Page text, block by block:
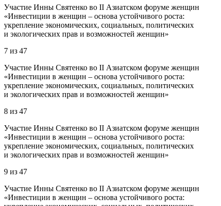
Участие Инны Святенко во II Азиатском форуме женщин
«Инвестиции в женщин – основа устойчивого роста:
укрепление экономических, социальных, политических
и экологических прав и возможностей женщин»
7 из 47
Участие Инны Святенко во II Азиатском форуме женщин
«Инвестиции в женщин – основа устойчивого роста:
укрепление экономических, социальных, политических
и экологических прав и возможностей женщин»
8 из 47
Участие Инны Святенко во II Азиатском форуме женщин
«Инвестиции в женщин – основа устойчивого роста:
укрепление экономических, социальных, политических
и экологических прав и возможностей женщин»
9 из 47
Участие Инны Святенко во II Азиатском форуме женщин
«Инвестиции в женщин – основа устойчивого роста: